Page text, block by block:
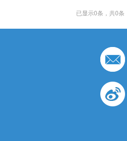
已显示0条，共0条